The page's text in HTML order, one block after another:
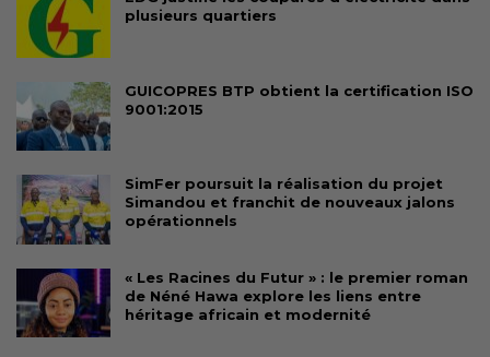
plusieurs quartiers
GUICOPRES BTP obtient la certification ISO
9001:2015
SimFer poursuit la réalisation du projet
Simandou et franchit de nouveaux jalons
opérationnels
« Les Racines du Futur » : le premier roman
de Néné Hawa explore les liens entre
héritage africain et modernité